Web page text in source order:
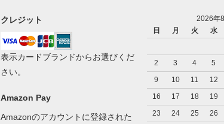
クレジット
表示カードブランドからお選びくだ
さい。
Amazon Pay
Amazonのアカウントに登録された
2026年
日
月 火 水
2
3 4 5
9
10 11 12
16
17 18 19
23
24 25 26